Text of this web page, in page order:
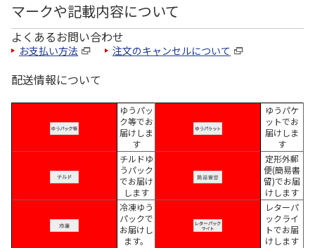
マークや記載内容について
よくあるお問い合わせ
お支払い方法 注文のキャンセルについて
配送情報について
ゆうパッ
ク等でお
届けしま
す
ゆうパケ
ットでお
届けしま
す
チルドゆ
うパック
でお届け
します
定形外郵
便(簡易書
留)でお届
けします
冷凍ゆう
パックで
お届けし
ます。
レターパ
ックライ
トでお届
けします